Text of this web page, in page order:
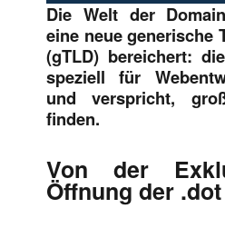
Die Welt der
eine neue generische
(gTLD) bereichert:
speziell für
und verspricht,
finden.
Von der
Öffnung der .dot